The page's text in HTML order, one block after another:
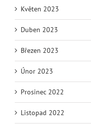
Květen 2023
Duben 2023
Březen 2023
Únor 2023
Prosinec 2022
Listopad 2022